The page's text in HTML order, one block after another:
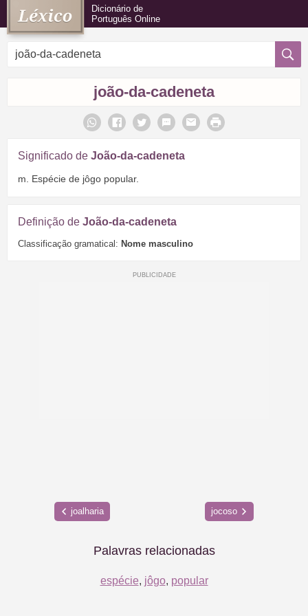
Dicionário de
Português Online
joão-da-cadeneta
Significado de João-da-cadeneta
m. Espécie de jôgo popular.
Definição de João-da-cadeneta
Classificação gramatical: Nome masculino
joalharia jocoso
Palavras relacionadas
espécie, jôgo, popular